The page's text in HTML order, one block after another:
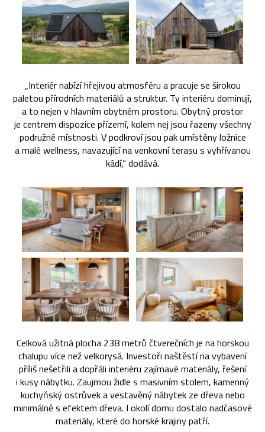
„Interiér nabízí hřejivou atmosféru a pracuje se širokou
paletou přírodních materiálů a struktur. Ty interiéru dominují,
a to nejen v hlavním obytném prostoru. Obytný prostor
je centrem dispozice přízemí, kolem nej jsou řazeny všechny
podružné místnosti. V podkroví jsou pak umístěny ložnice
a malé wellness, navazující na venkovní terasu s vyhřívanou
kádí,“ dodává.
Celková užitná plocha 238 metrů čtverečních je na horskou
chalupu více než velkorysá. Investoři naštěstí na vybavení
příliš nešetřili a dopřáli interiéru zajímavé materiály, řešení
i kusy nábytku. Zaujmou židle s masivním stolem, kamenný
kuchyňský ostrůvek a vestavěný nábytek ze dřeva nebo
minimálně s efektem dřeva. I okolí domu dostalo nadčasové
materiály, které do horské krajiny patří.